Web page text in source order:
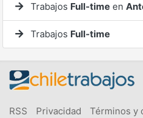
Trabajos Full-time en
Trabajos Full-time
RSS Privacidad Términos y